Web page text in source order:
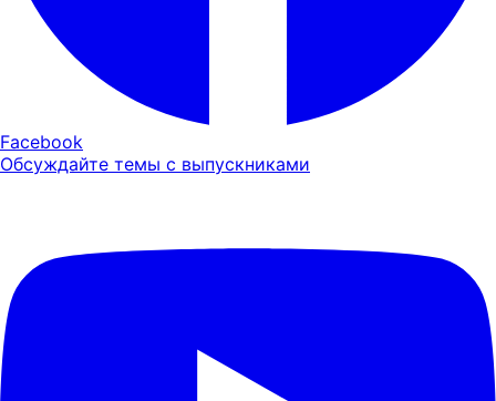
Facebook
Обсуждайте темы с выпускниками